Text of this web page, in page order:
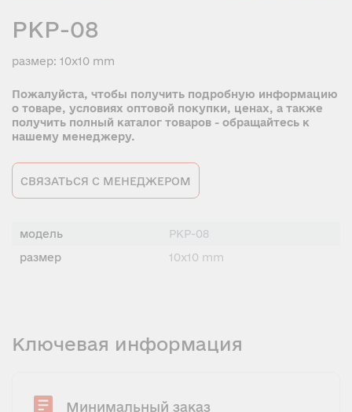
PKP-08
размер: 10x10 mm
Пожалуйста, чтобы получить подробную информацию
о товаре, условиях оптовой покупки, ценах, а также
получить полный каталог товаров - обращайтесь к
нашему менеджеру.
СВЯЗАТЬСЯ С МЕНЕДЖЕРОМ
модель
PKP-08
размер
10x10 mm
Ключевая информация
Минимальный заказ